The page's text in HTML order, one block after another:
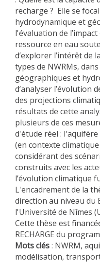
recharge ? Elle se
hydrodynamique et
l'évaluation de
ressource en eau
d’explorer l’intérêt de
types de NWRMs,
géographiques et
d’analyser l’évolution
des projections
résultats de cette
plusieurs de ces
d'étude réel :
(en contexte
considérant des
construits avec les
l’évolution climatique
L'encadrement de la
direction au niveau du
l'Université de Nîmes
Cette thèse est
RECHARGE du
Mots clés: NWRM,
modélisation,